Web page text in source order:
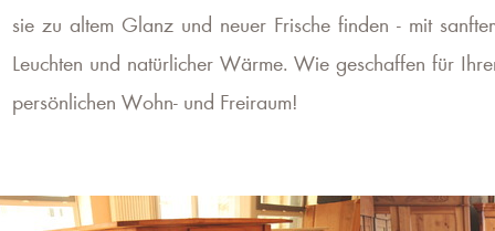
sie zu altem Glanz und neuer Frische finden - mit
Leuchten und natürlicher Wärme. Wie geschaffen für
persönlichen Wohn- und Freiraum!